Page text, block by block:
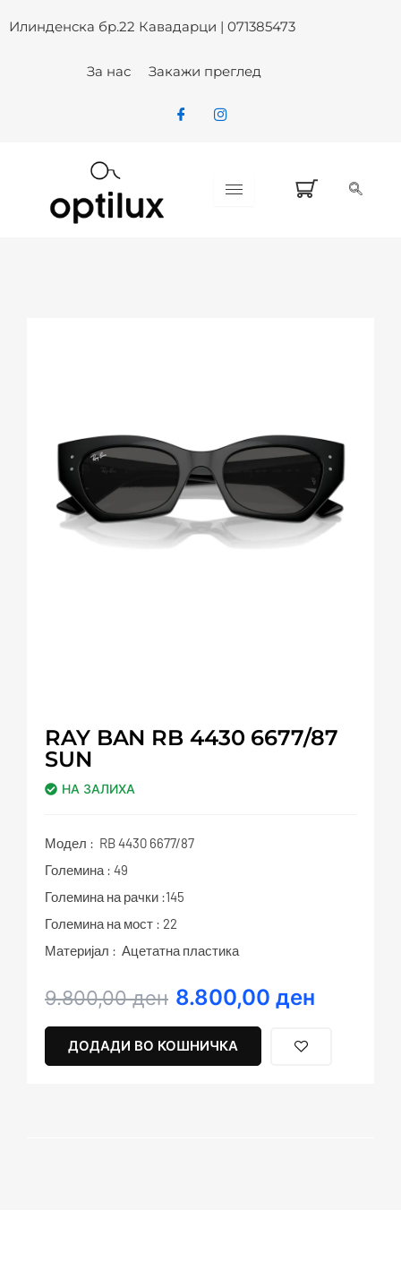
toИлинденска бр.22 Кавадарци | 071385473
За нас Закажи преглед
RAY BAN RB 4430 6677/87
SUN
НА ЗАЛИХА
Модел : RB 4430 6677/87
Големина : 49
Големина на рачки :145
Големина на мост : 22
Материјал : Ацетатна пластика
9.800,00ден
Original
was:
9.800,00 ден.
8.800,00 ден
Current
8.800,00 ден.
ДОДАДИ ВО КОШНИЧКА